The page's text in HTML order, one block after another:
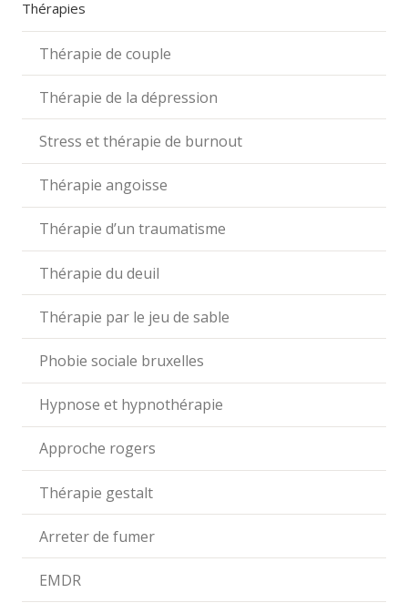
Thérapies
Thérapie de couple
Thérapie de la dépression
Stress et thérapie de burnout
Thérapie angoisse
Thérapie d’un traumatisme
Thérapie du deuil
Thérapie par le jeu de sable
Phobie sociale bruxelles
Hypnose et hypnothérapie
Approche rogers
Thérapie gestalt
Arreter de fumer
EMDR